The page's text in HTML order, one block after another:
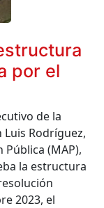
por el
de la
Rodríguez,
(MAP),
la estructura
2023, el